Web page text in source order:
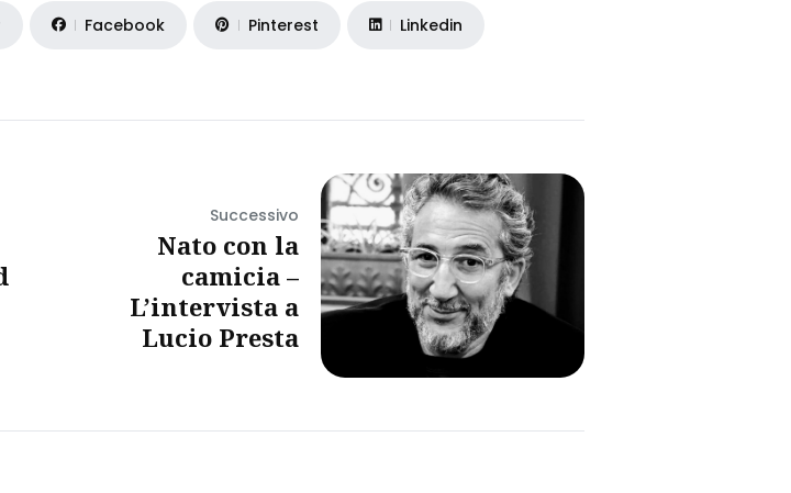
Facebook Pinterest Linkedin
Successivo
Nato con la
camicia –
L’intervista a
Lucio Presta